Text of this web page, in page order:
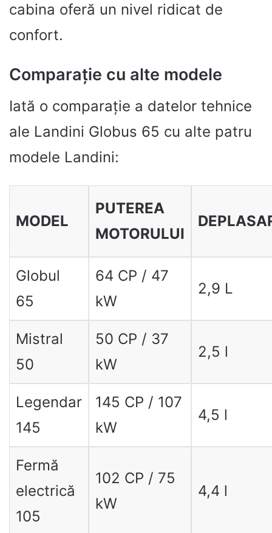
cabina oferă un nivel ridicat de
confort.
Comparație cu alte modele
Iată o comparație a datelor tehnice
ale Landini Globus 65 cu alte patru
modele Landini:
MODEL
PUTEREA
MOTORULUI
Globul
65
64 CP / 47
kW
2,9 L
Mistral
50
50 CP / 37
kW
2,5 l
Legendar
145
145 CP / 107
kW
4,5 l
Fermă
electrică
105
102 CP / 75
kW
4,4 l